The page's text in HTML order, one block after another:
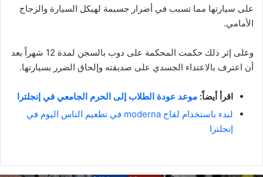
على سيارتها مما تسبب في أضرار جسيمة لهيكل السيارة والزجاج
الأمامي.
وعلى إثر ذلك حكمت المحكمة على دوب بالسجن لمدة 12 شهراً بعد
أن اعترف بالاعتداء الجسدي على صديقته وإلحاق الضرر بسيارتها.
اقرأ أيضاً: موعد عودة الطلاب إلى الحرم الجامعي في إنجلترا
لبدء باستخدام لقاح moderna في تطعيم الناس اليوم في
إنجلترا